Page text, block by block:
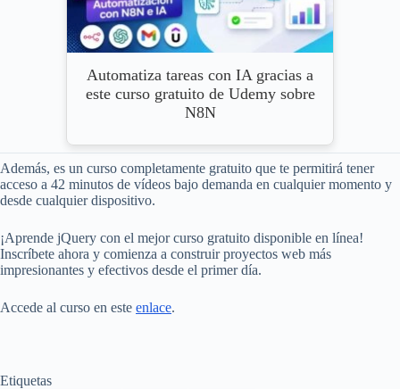
Automatiza tareas con IA gracias a
este curso gratuito de Udemy sobre
N8N
Además, es un curso completamente gratuito que te permitirá tener
acceso a 42 minutos de vídeos bajo demanda en cualquier momento y
desde cualquier dispositivo.
¡Aprende jQuery con el mejor curso gratuito disponible en línea!
Inscríbete ahora y comienza a construir proyectos web más
impresionantes y efectivos desde el primer día.
Accede al curso en este enlace.
Etiquetas